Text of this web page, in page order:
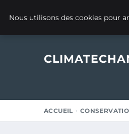
ACCUEIL
Nous utilisons des cookies pour